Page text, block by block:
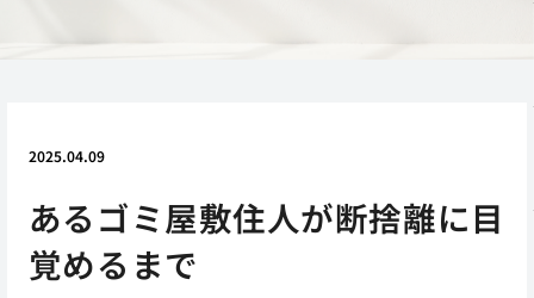
2025.04.09
あるゴミ屋敷住人が断捨離に目
覚めるまで